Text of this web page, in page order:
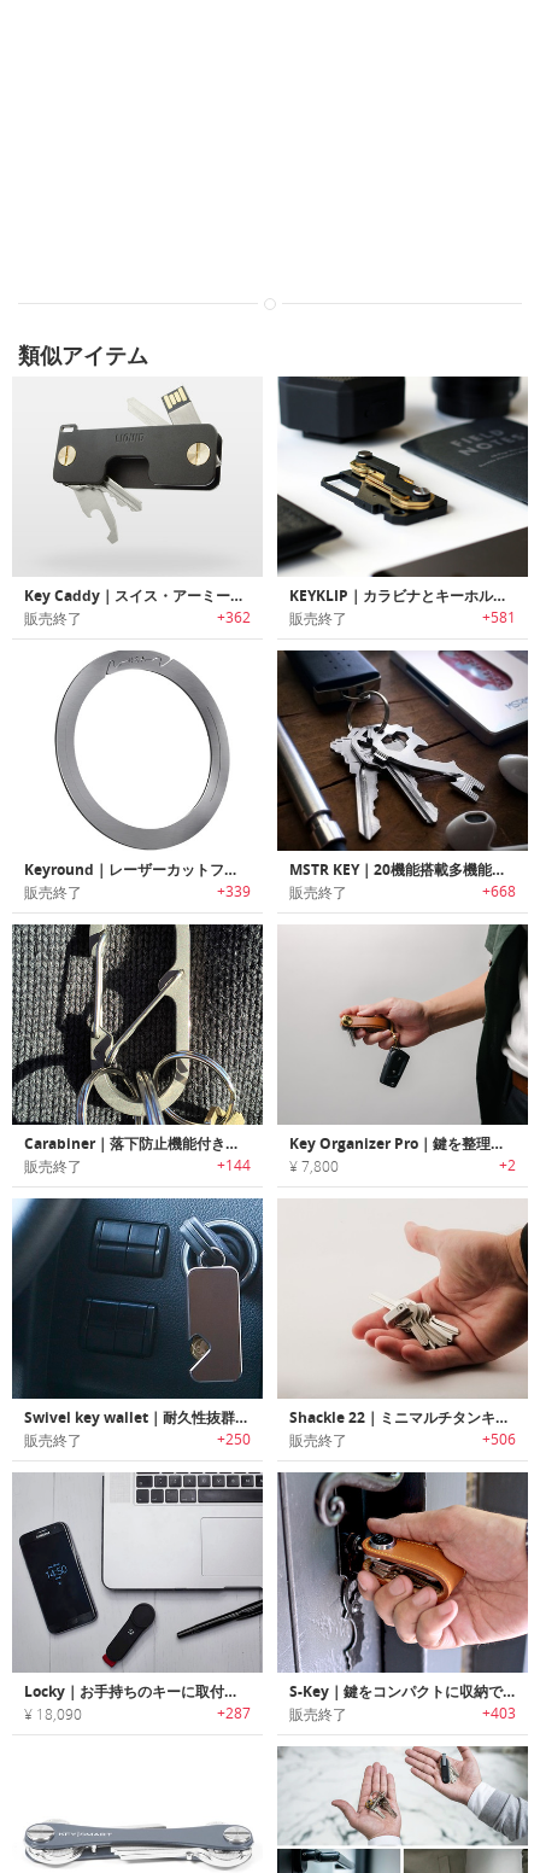
類似アイテム
Key Caddy｜スイス・アーミーナイフのように鍵をコンパクトに収納する キーキャディー
販売終了 +362
KEYKLIP｜カラビナとキーホルダーが融合した鍵用ソリューション「キークリップ」
販売終了 +581
Keyround｜レーザーカットフラットデザインキーリング「キーラウンド」
販売終了 +339
MSTR KEY｜20機能搭載多機能マルチキーツール「マスターキー」
販売終了 +668
Carabiner｜落下防止機能付きキーカラビナ
販売終了 +144
Key Organizer Pro｜鍵を整理整頓でき、コンパクトに持ち運べるキーオーガナイザー
¥ 7,800 +2
Swivel key wallet｜耐久性抜群の鍵用ソリューション「スウィベル・キーウォレット」
販売終了 +250
Shackle 22｜ミニマルチタンキーホルダー「シャックル22」
販売終了 +506
Locky｜お手持ちのキーに取付けるスマートキーオーバーレイ「ロッキー」
¥ 18,090 +287
S-Key｜鍵をコンパクトに収納できるレザー製キー収納システム
販売終了 +403